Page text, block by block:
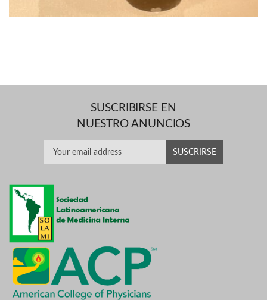
SUSCRIBIRSE EN
NUESTRO ANUNCIOS